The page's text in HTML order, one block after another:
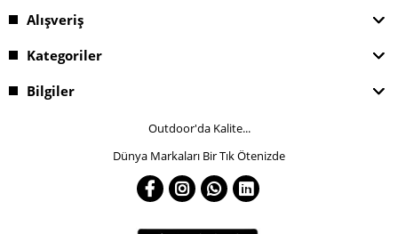
Alışveriş
Kategoriler
Bilgiler
Outdoor'da Kalite...
Dünya Markaları Bir Tık Ötenizde